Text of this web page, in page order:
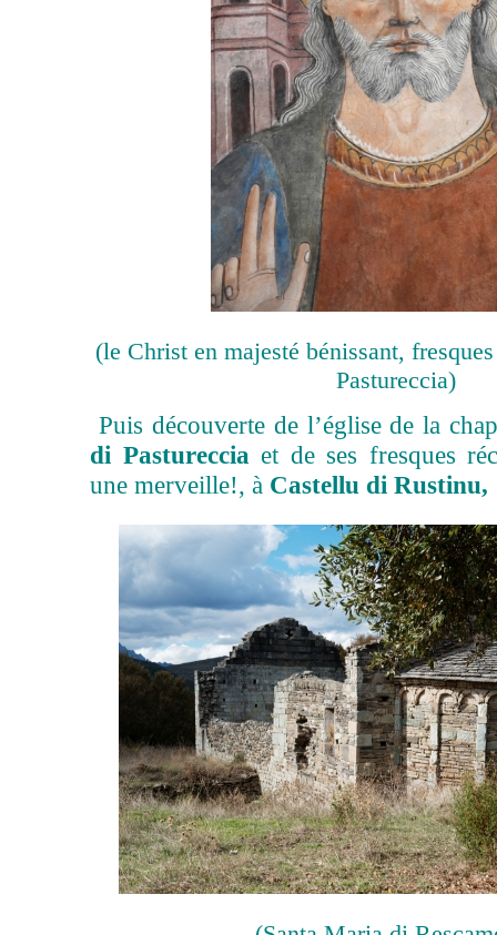
(le Christ en majesté bénissant,
Pastureccia)
Puis découverte de l’église de la
di Pastureccia et de ses fresques
une merveille!, à Castellu di Rustinu,